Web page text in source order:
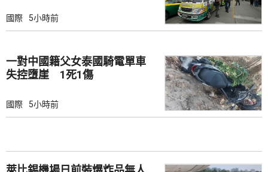
國際 5小時前
一對中國籍父女泰國騎電單車
失控墮崖 1死1傷
國際 5小時前